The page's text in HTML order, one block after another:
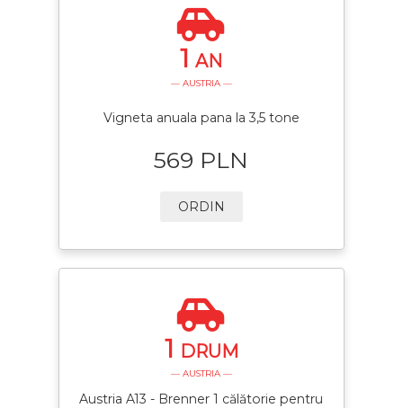
1AN
— AUSTRIA —
Vigneta anuala pana la 3,5 tone
569 PLN
ORDIN
1 DRUM
— AUSTRIA —
Austria A13 - Brenner 1 călătorie pentru